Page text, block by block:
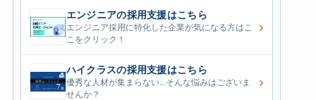
エンジニアの採用支援はこちら
エンジニア採用に特化した企業が気になる方はこ
こをクリック！
›
ハイクラスの採用支援はこちら
優秀な人材が集まらない...そんな悩みはございま
せんか？
›